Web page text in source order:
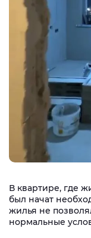
В квартире, где
был начат
жилья не
нормальные